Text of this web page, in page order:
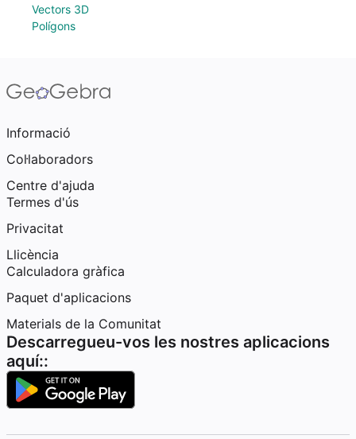
Vectors 3D
Polígons
Informació
Col·laboradors
Centre d'ajuda
Termes d'ús
Privacitat
Llicència
Calculadora gràfica
Paquet d'aplicacions
Materials de la Comunitat
Descarregueu-vos les nostres aplicacions
aquí::